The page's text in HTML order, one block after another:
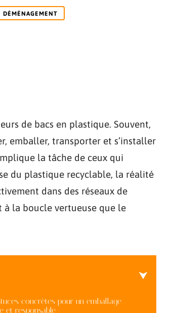
DÉMÉNAGEMENT
de bacs en plastique. Souvent,
emballer, transporter et s’installer
la tâche de ceux qui
du plastique recyclable, la réalité
dans des réseaux de
à la boucle vertueuse que le
concrètes pour un emballage
et responsable